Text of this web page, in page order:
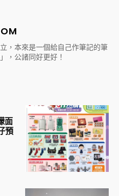
，本來是一個給自己作筆記的筆
，公諸同好更好！
面
預